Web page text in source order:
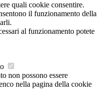
quali cookie consentire.
il funzionamento della
al funzionamento potete
non possono essere
nella pagina della cookie